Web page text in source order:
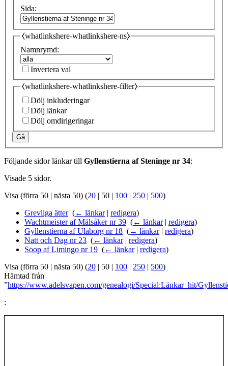
Sida:
⧼whatlinkshere-whatlinkshere-ns⧽
Namnrymd:
Invertera val
⧼whatlinkshere-whatlinkshere-filter⧽
Dölj inkluderingar
Dölj länkar
Dölj omdirigeringar
Gå
Följande sidor länkar till Gyllenstierna af Steninge nr 34:
Visade 5 sidor.
Visa (förra 50 | nästa 50) (20 | 50 | 100 | 250 | 500)
Grevliga ätter‎ (← länkar| redigera)
Wachtmeister af Mälsåker nr 39 (← länkar| redigera)
Gyllenstierna af Ulaborg nr 18 (← länkar| redigera)
Natt och Dag nr 23 (← länkar| redigera)
Soop af Limingo nr 19 (← länkar| redigera)
Visa (förra 50 | nästa 50) (20 | 50 | 100 | 250 | 500)
Hämtad från
”https://www.adelsvapen.com/genealogi/Special:Länkar_hit/
: